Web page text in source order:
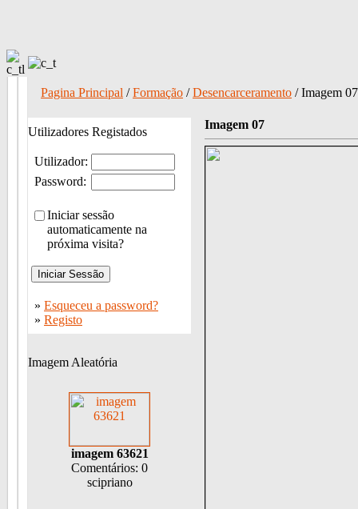
Pagina Principal /Formação /Desencarceramento / Imagem 07
Utilizadores Registados
Utilizador:
Password:
Iniciar sessão
automaticamente na
próxima visita?
» Esqueceu a password?
» Registo
Imagem Aleatória
imagem 63621
Comentários: 0
scipriano
Imagem 07